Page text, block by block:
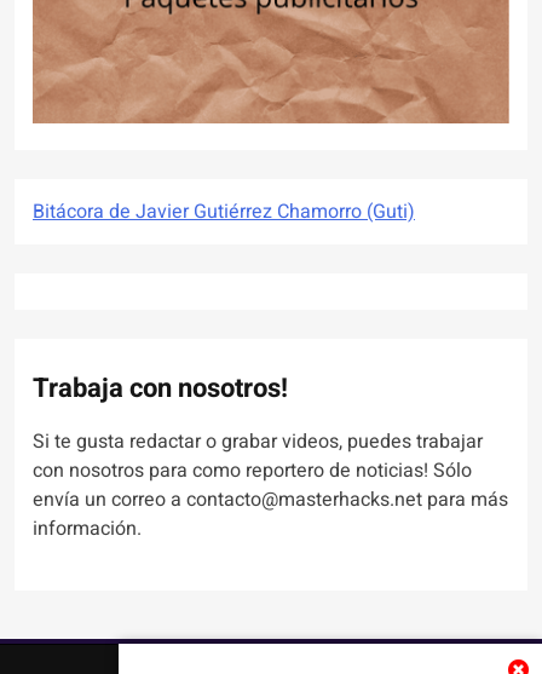
Bitácora de Javier Gutiérrez Chamorro (Guti)
Trabaja con nosotros!
Si te gusta redactar o grabar videos, puedes trabajar
con nosotros para como reportero de noticias! Sólo
envía un correo a contacto@masterhacks.net para más
información.